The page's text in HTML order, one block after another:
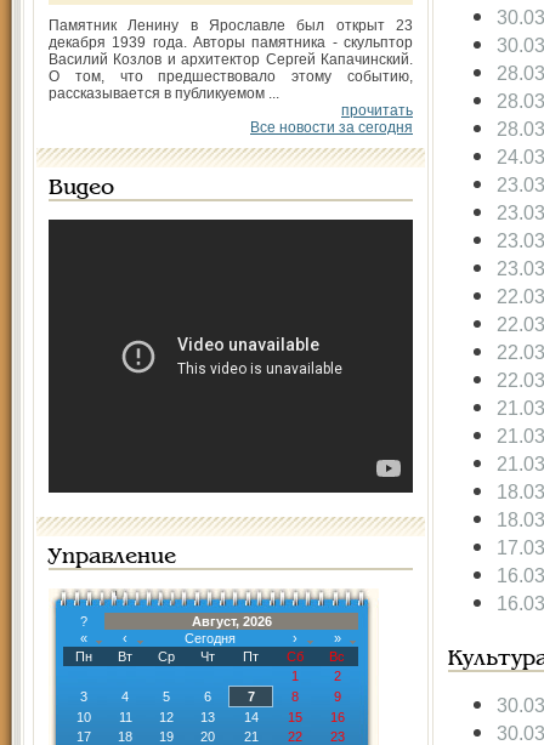
Памятник Ленину в Ярославле был открыт 23
декабря 1939 года. Авторы памятника - скульптор
Василий Козлов и архитектор Сергей Капачинский.
О том, что предшествовало этому событию,
рассказывается в публикуемом ...
прочитать
Все новости за сегодня
Видео
Управление
?
Август, 2026
«
‹ Сегодня ›
»
Пн
Вт Ср Чт Пт Сб
Вс
1
2
3
4 5 6 7 8
9
10
11 12 13 14 15
16
17
18 19 20 21 22
23